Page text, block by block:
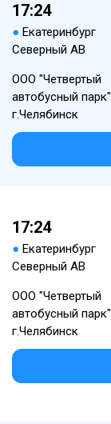
17:24
● Екатеринбург
Северный АВ
ООО "Четвертый
автобусный парк"
г.Челябинск
17:24
● Екатеринбург
Северный АВ
ООО "Четвертый
автобусный парк"
г.Челябинск